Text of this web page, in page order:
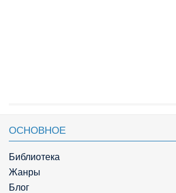
ОСНОВНОЕ
Библиотека
Жанры
Блог